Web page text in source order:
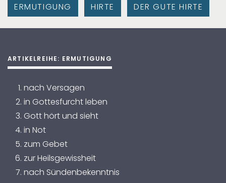
ERMUTIGUNG HIRTE DER GUTE HIRTE
ARTIKELREIHE: ERMUTIGUNG
nach Versagen
in Gottesfurcht leben
Gott hört und sieht
in Not
zum Gebet
zur Heilsgewissheit
nach Sündenbekenntnis